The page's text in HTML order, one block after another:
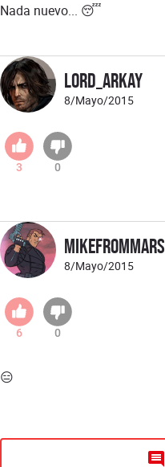
Nada nuevo... 😴
Lord_Arkay
8/Mayo/2015
3 0
MikeFromMars
8/Mayo/2015
6 0
😑